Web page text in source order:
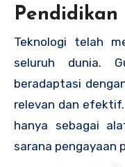
Pendidikan
Teknologi telah
seluruh dunia.
beradaptasi
relevan dan
hanya sebagai
sarana pengayaan